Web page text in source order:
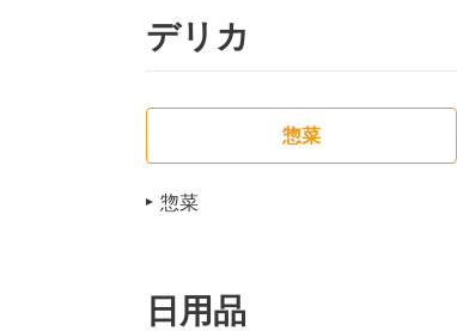
デリカ
惣菜
惣菜
日用品